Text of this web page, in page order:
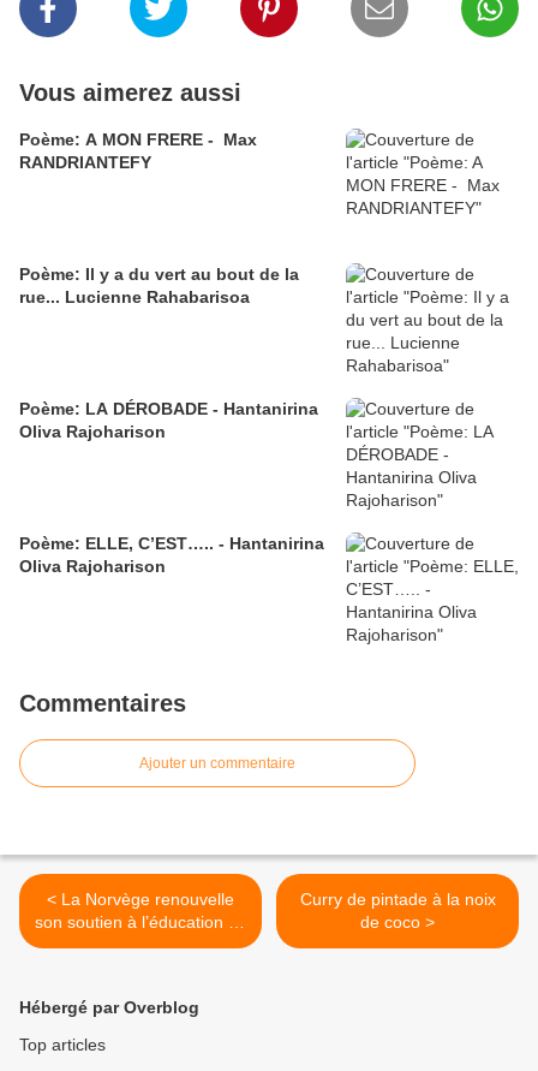
Vous aimerez aussi
Poème: A MON FRERE - Max
RANDRIANTEFY
Poème: Il y a du vert au bout de la
rue... Lucienne Rahabarisoa
Poème: LA DÉROBADE - Hantanirina
Oliva Rajoharison
Poème: ELLE, C’EST….. - Hantanirina
Oliva Rajoharison
Commentaires
Ajouter un commentaire
< La Norvège renouvelle
son soutien à l’éducation de
qualité pour tous dans le
Curry de pintade à la noix
de coco >
Hébergé par Overblog
Top articles